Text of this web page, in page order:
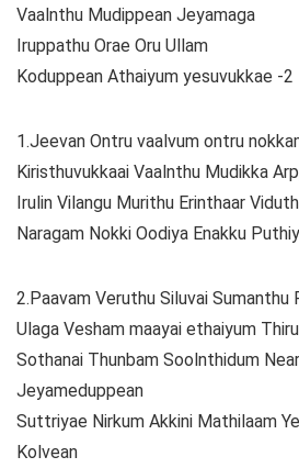
Vaalnthu Mudippean Jeyamaga
Iruppathu Orae Oru Ullam
Koduppean Athaiyum yesuvukkae -2
1.Jeevan Ontru vaalvum ontru
Kiristhuvukkaai Vaalnthu Mudikka
Irulin Vilangu Murithu Erinthaar
Naragam Nokki Oodiya Enakku
2.Paavam Veruthu Siluvai Sumanthu
Ulaga Vesham maayai ethaiyum
Sothanai Thunbam Soolnthidum
Jeyameduppean
Suttriyae Nirkum Akkini Mathilaam
Kolvean